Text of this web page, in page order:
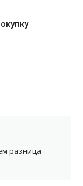
разница